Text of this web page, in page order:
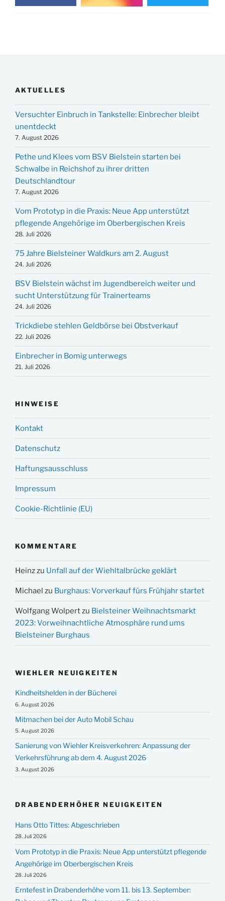
AKTUELLES
Versuchter Einbruch in Tankstelle: Einbrecher bleibt
unentdeckt
7. August 2026
Pethe und Klees vom BSV Bielstein starten bei
Schwalbe in Reichshof zu ihrer dritten
Deutschlandtour
7. August 2026
Vom Prototyp in die Praxis: Neue App unterstützt
pflegende Angehörige im Oberbergischen Kreis
28. Juli 2026
75 Jahre Bielsteiner Waldkurs am 2. August
24. Juli 2026
BSV Bielstein wächst im Jugendbereich weiter und
sucht Unterstützung für Trainerteams
24. Juli 2026
Trickdiebe stehlen Geldbörse bei Obstverkauf
22. Juli 2026
Einbrecher in Bomig unterwegs
21. Juli 2026
HINWEISE
Kontakt
Datenschutz
Haftungsausschluss
Impressum
Cookie-Richtlinie (EU)
KOMMENTARE
Heinzzu Unfall auf der Wiehltalbrücke geklärt
Michael zu Burghaus: Vorverkauf fürs Frühjahr startet
Wolfgang Wolpertzu Bielsteiner Weihnachtsmarkt
2023: Vorweihnachtliche Atmosphäre rund ums
Bielsteiner Burghaus
WIEHLER NEUIGKEITEN
Kindheitshelden in der Bücherei
6. August 2026
Mitmachen bei der Auto Mobil Schau
5. August 2026
Sanierung von Wiehler Kreisverkehren: Anpassung der
Verkehrsführung ab dem 4. August 2026
3. August 2026
DRABENDERHÖHER NEUIGKEITEN
Hans Otto Tittes: Abgeschrieben
28. Juli 2026
Vom Prototyp in die Praxis: Neue App unterstützt pflegende
Angehörige im Oberbergischen Kreis
28. Juli 2026
Erntefest in Drabenderhöhe vom 11. bis 13. September: